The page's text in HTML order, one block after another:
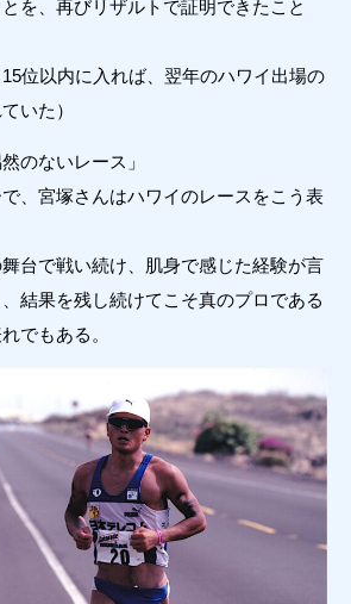
を、再びリザルトで証明できたこと
15位以内に入れば、翌年のハワイ出場の
いた）
のないレース」
、宮塚さんはハワイのレースをこう表
台で戦い続け、肌身で感じた経験が言
結果を残し続けてこそ真のプロである
でもある。